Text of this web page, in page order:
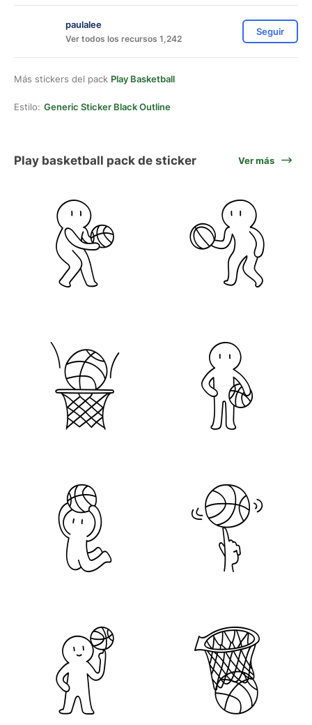
paulalee
Ver todos los recursos 1,242
Seguir
Más stickers del pack Play Basketball
Estilo: Generic Sticker Black Outline
Play basketball pack de sticker Ver más